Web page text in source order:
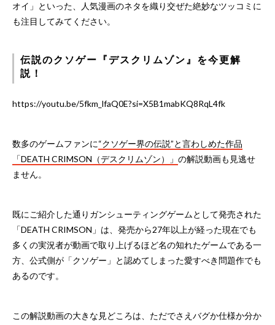
オイ」といった、人気漫画のネタを織り交ぜた絶妙なツッコミに
も注目してみてください。
伝説のクソゲー『デスクリムゾン』を今更解
説！
https://youtu.be/5fkm_lfaQ0E?si=X5B1mabKQ8RqL4fk
数多のゲームファンに“クソゲー界の伝説”と言わしめた作品
「DEATH CRIMSON（デスクリムゾン）」 の解説動画も見逃せ
ません。
既にご紹介した通りガンシューティングゲームとして発売された
「DEATH CRIMSON」は、発売から27年以上が経った現在でも
多くの実況者が動画で取り上げるほど名の知れたゲームである一
方、公式側が「クソゲー」と認めてしまった愛すべき問題作でも
あるのです。
この解説動画の大きな見どころは、ただでさえバグか仕様か分か